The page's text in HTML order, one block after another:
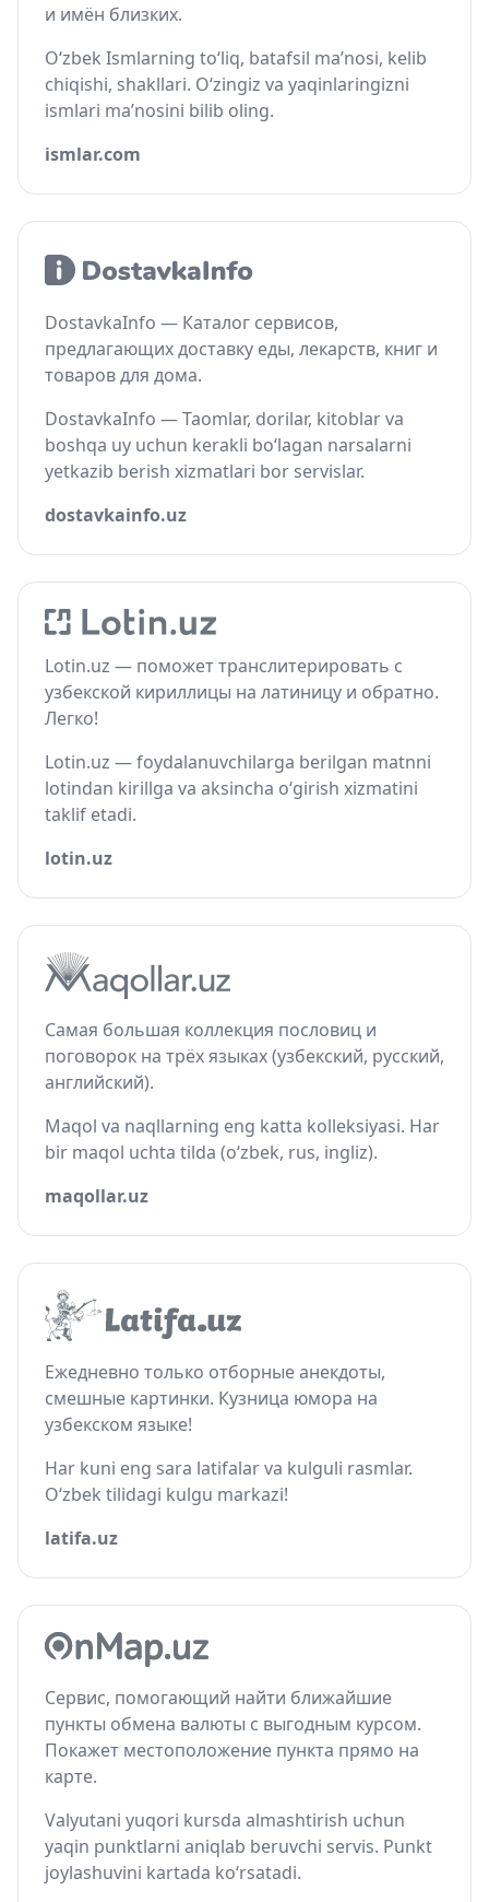
и имён близких.
O‘zbek Ismlarning to‘liq, batafsil ma’nosi, kelib
chiqishi, shakllari. O‘zingiz va yaqinlaringizni
ismlari ma’nosini bilib oling.
ismlar.com
DostavkaInfo — Каталог сервисов,
предлагающих доставку еды, лекарств, книг и
товаров для дома.
DostavkaInfo — Taomlar, dorilar, kitoblar va
boshqa uy uchun kerakli bo‘lagan narsalarni
yetkazib berish xizmatlari bor servislar.
dostavkainfo.uz
Lotin.uz — поможет транслитерировать с
узбекской кириллицы на латиницу и обратно.
Легко!
Lotin.uz — foydalanuvchilarga berilgan matnni
lotindan kirillga va aksincha o‘girish xizmatini
taklif etadi.
lotin.uz
Самая большая коллекция пословиц и
поговорок на трёх языках (узбекский, русский,
английский).
Maqol va naqllarning eng katta kolleksiyasi. Har
bir maqol uchta tilda (o‘zbek, rus, ingliz).
maqollar.uz
Ежедневно только отборные анекдоты,
смешные картинки. Кузница юмора на
узбекском языке!
Har kuni eng sara latifalar va kulguli rasmlar.
O‘zbek tilidagi kulgu markazi!
latifa.uz
Сервис, помогающий найти ближайшие
пункты обмена валюты с выгодным курсом.
Покажет местоположение пункта прямо на
карте.
Valyutani yuqori kursda almashtirish uchun
yaqin punktlarni aniqlab beruvchi servis. Punkt
joylashuvini kartada ko‘rsatadi.